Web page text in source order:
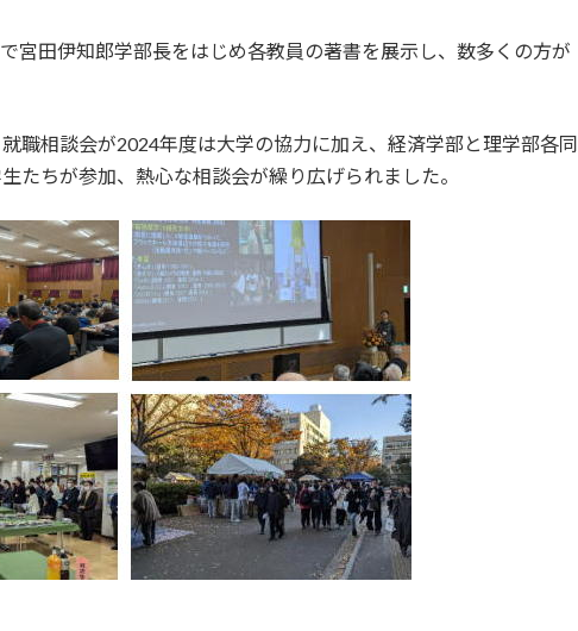
宮田伊知郎学部長をはじめ各教員の著書を展示し、数多くの方が
職相談会が2024年度は大学の協力に加え、経済学部と理学部各同
たちが参加、熱心な相談会が繰り広げられました。